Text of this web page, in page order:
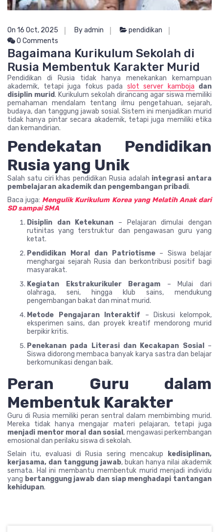
On 16 Oct, 2025 By admin
pendidikan
0 Comments
Bagaimana Kurikulum Sekolah di
Rusia Membentuk Karakter Murid
Pendidikan di Rusia tidak hanya menekankan kemampuan
akademik, tetapi juga fokus pada slot server kamboja dan
disiplin murid. Kurikulum sekolah dirancang agar siswa memiliki
pemahaman mendalam tentang ilmu pengetahuan, sejarah,
budaya, dan tanggung jawab sosial. Sistem ini menjadikan murid
tidak hanya pintar secara akademik, tetapi juga memiliki etika
dan kemandirian.
Pendekatan Pendidikan
Rusia yang Unik
Salah satu ciri khas pendidikan Rusia adalah integrasi antara
pembelajaran akademik dan pengembangan pribadi.
Baca juga: Mengulik Kurikulum Korea yang Melatih Anak dari
SD sampai SMA
Disiplin dan Ketekunan – Pelajaran dimulai dengan
rutinitas yang terstruktur dan pengawasan guru yang
ketat.
Pendidikan Moral dan Patriotisme– Siswa belajar
menghargai sejarah Rusia dan berkontribusi positif bagi
masyarakat.
Kegiatan Ekstrakurikuler Beragam – Mulai dari
olahraga, seni, hingga klub sains, mendukung
pengembangan bakat dan minat murid.
Metode Pengajaran Interaktif – Diskusi kelompok,
eksperimen sains, dan proyek kreatif mendorong murid
berpikir kritis.
Penekanan pada Literasi dan Kecakapan Sosial
–
Siswa didorong membaca banyak karya sastra dan belajar
berkomunikasi dengan baik.
Peran Guru dalam
Membentuk Karakter
Guru di Rusia memiliki peran sentral dalam membimbing murid.
Mereka tidak hanya mengajar materi pelajaran, tetapi juga
menjadi mentor moral dan sosial , mengawasi perkembangan
emosional dan perilaku siswa di sekolah.
Selain itu, evaluasi di Rusia sering mencakup
kedisiplinan,
kerjasama, dan tanggung jawab, bukan hanya nilai akademik
semata. Hal ini membantu membentuk murid menjadi individu
yang bertanggung jawab dan siap menghadapi tantangan
kehidupan.